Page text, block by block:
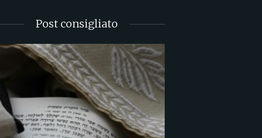
Post consigliato